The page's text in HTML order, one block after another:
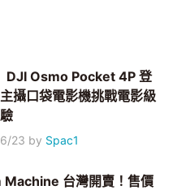
DJI Osmo Pocket 4P 登
攝口袋電影機挑戰電影級
23 by Spac1
Machine 台灣開賣！售價